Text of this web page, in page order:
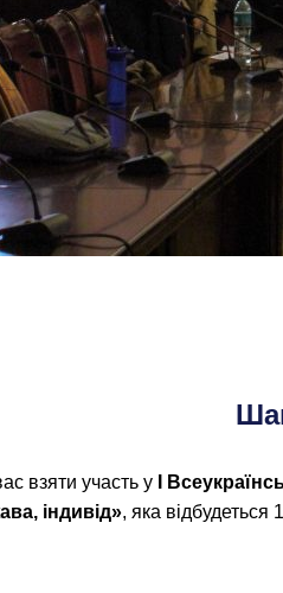
взяти участь у
, індивід», яка відбудеться